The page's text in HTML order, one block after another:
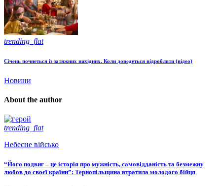
trending_flat
Січень почнеться із затяжних вихідних. Коли доведеться відробляти (відео)
Новини
About the author
trending_flat
Небесне військо
“Його подвиг – це історія про мужність, самовідданість та безмежну
любов до своєї країни”: Тернопільщина втратила молодого бійця